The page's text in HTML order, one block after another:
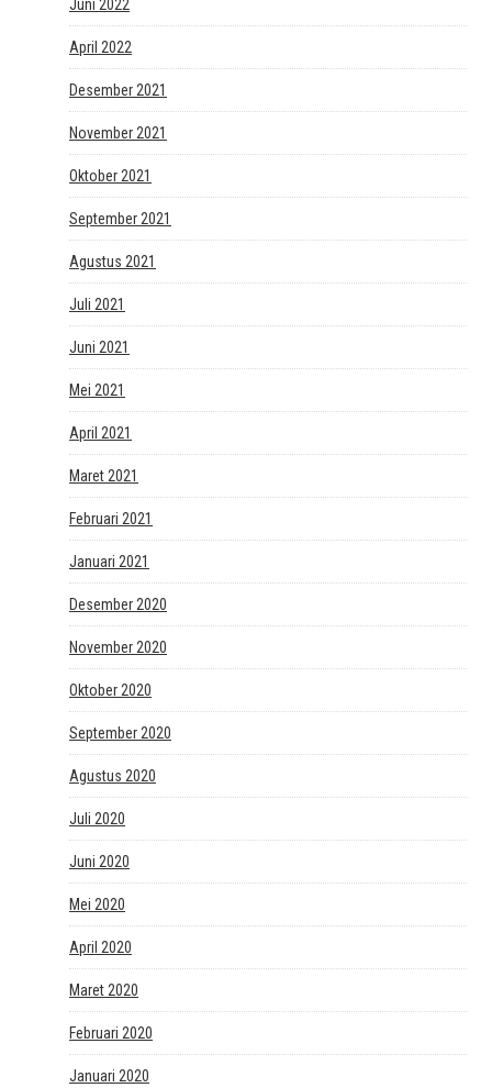
Juni 2022
April 2022
Desember 2021
November 2021
Oktober 2021
September 2021
Agustus 2021
Juli 2021
Juni 2021
Mei 2021
April 2021
Maret 2021
Februari 2021
Januari 2021
Desember 2020
November 2020
Oktober 2020
September 2020
Agustus 2020
Juli 2020
Juni 2020
Mei 2020
April 2020
Maret 2020
Februari 2020
Januari 2020